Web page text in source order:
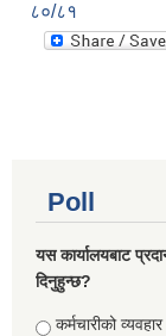
८०/८१
Poll
यस कार्यालयबाट
दिनुहुन्छ?
Choices
कर्मचारीको व्यवहार